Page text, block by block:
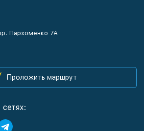
Пархоменко 7А
Проложить маршрут